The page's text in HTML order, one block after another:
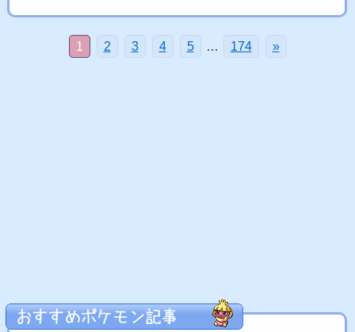
1 2 3 4 5 … 174 »